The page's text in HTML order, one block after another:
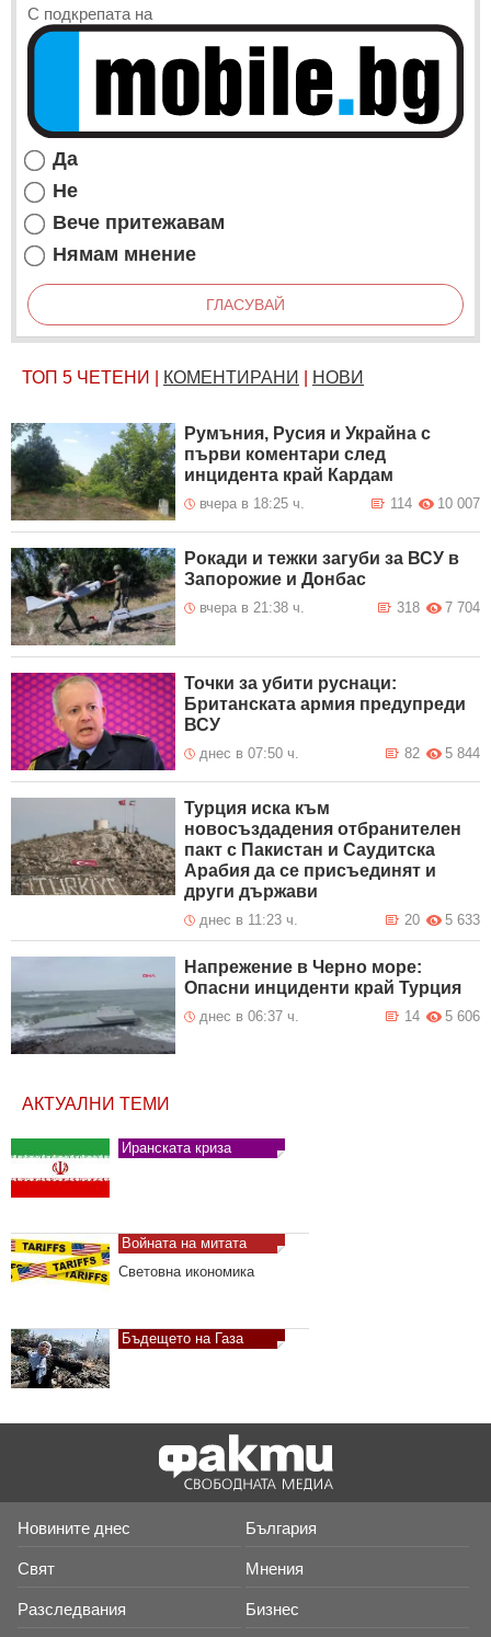
С подкрепата на
Да
Не
Вече притежавам
Нямам мнение
ГЛАСУВАЙ
ТОП 5 ЧЕТЕНИ КОМЕНТИРАНИ НОВИ
Румъния, Русия и Украйна с
първи коментари след
инцидента край Кардам
вчера в 18:25 ч. 10 007
114
Рокади и тежки загуби за ВСУ в
Запорожие и Донбас
вчера в 21:38 ч. 7 704
318
Точки за убити руснаци:
Британската армия предупреди
ВСУ
днес в 07:50 ч. 5 844
82
Турция иска към
новосъздадения отбранителен
пакт с Пакистан и Саудитска
Арабия да се присъединят и
други държави
днес в 11:23 ч. 5 633
20
Напрежение в Черно море:
Опасни инциденти край Турция
днес в 06:37 ч. 5 606
14
АКТУАЛНИ ТЕМИ
Иранската криза
Войната на митата
Световна икономика
Бъдещето на Газа
Недвижими имоти
Къде могат да се купят и
наемат най-изгодно
Тест драйв
Новините днес България
Свят Мнения
Разследвания Бизнес